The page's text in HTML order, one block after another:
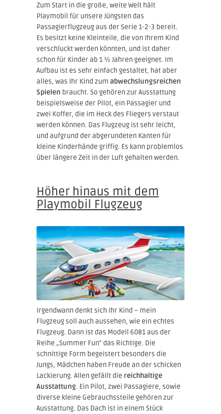
Zum Start in die große, weite Welt hält
Playmobil für unsere Jüngsten das
Passagierflugzeug aus der Serie 1-2-3 bereit.
Es besitzt keine Kleinteile, die von Ihrem Kind
verschluckt werden könnten, und ist daher
schon für Kinder ab 1 ½ Jahren geeignet. Im
Aufbau ist es sehr einfach gestaltet, hat aber
alles, was Ihr Kind zum abwechslungsreichen
Spielen braucht. So gehören zur Ausstattung
beispielsweise der Pilot, ein Passagier und
zwei Koffer, die im Heck des Fliegers verstaut
werden können. Das Flugzeug ist sehr leicht,
und aufgrund der abgerundeten Kanten für
kleine Kinderhände griffig. Es kann problemlos
über längere Zeit in der Luft gehalten werden.
Höher hinaus mit dem
Playmobil Flugzeug
Irgendwann denkt sich Ihr Kind – mein
Flugzeug soll auch aussehen, wie ein echtes
Flugzeug. Dann ist das Modell 6081 aus der
Reihe „Summer Fun“ das Richtige. Die
schnittige Form begeistert besonders die
Jungs, Mädchen haben Freude an der schicken
Lackierung. Allen gefällt die reichhaltige
Ausstattung. Ein Pilot, zwei Passagiere, sowie
diverse kleine Gebrauchssteile gehören zur
Ausstattung. Das Dach ist in einem Stück